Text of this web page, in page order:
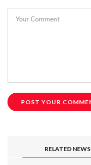
Your Comment
RELATED NEWS